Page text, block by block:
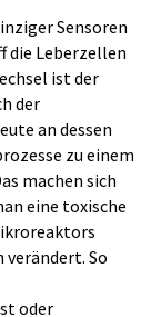
Sensoren
die Leberzellen
ist der
der
an dessen
zu einem
machen sich
eine toxische
verändert. So
oder